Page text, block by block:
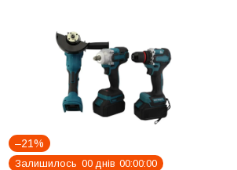
–21%
Залишилось 00 днів 00 00 00